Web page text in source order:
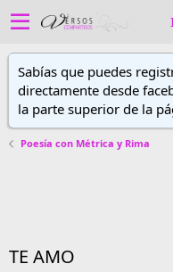
Sabías que puedes
directamente desde
la parte superior de la
Poesía con Métrica y Rima
TE AMO